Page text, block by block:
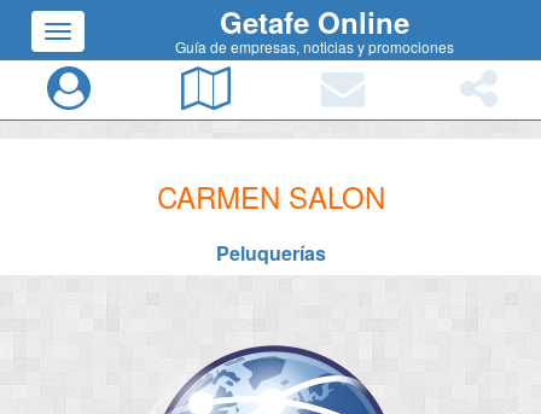
Getafe Online
Guía de empresas, noticias y promociones
CARMEN SALON
Peluquerías